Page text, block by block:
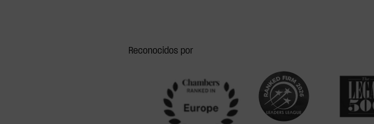
Reconocidos por